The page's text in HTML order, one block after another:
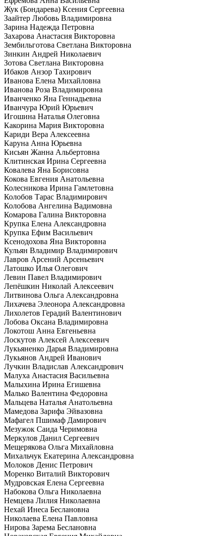
Жук (Бондарева) Ксения Сергеевна
Заайтер Любовь Владимировна
Зарина Надежда Петровна
Захарова Анастасия Викторовна
Зембильготова Светлана Викторовна
Зинкин Андрей Николаевич
Зотова Светлана Викторовна
Ибаков Анзор Тахирович
Иванова Елена Михайловна
Иванова Роза Владимировна
Иванченко Яна Геннадьевна
Иванчура Юрий Юрьевич
Игошина Наталья Олеговна
Какорина Мария Викторовна
Кариди Вера Алексеевна
Каруна Анна Юрьевна
Кисьян Жанна Альбертовна
Клитинская Ирина Сергеевна
Ковалева Яна Борисовна
Кокова Евгения Анатольевна
Колесникова Ирина Гамлетовна
Колобов Тарас Владимирович
Колобова Ангелина Вадимовна
Комарова Галина Викторовна
Крупка Елена Александровна
Крупка Ефим Васильевич
Ксенодохова Яна Викторовна
Кульян Владимир Владимирович
Лавров Арсений Арсеньевич
Латошко Илья Олегович
Левин Павел Владимирович
Лепёшкин Николай Алексеевич
Литвинова Ольга Александровна
Лихачева Элеонора Александровна
Лихолетов Герадий Валентинович
Лобова Оксана Владимировна
Локотош Анна Евгеньевна
Лоскутов Алексей Алексеевич
Лукьяненко Дарья Владимировна
Лукьянов Андрей Иванович
Лучкин Владислав Александрович
Малуха Анастасия Васильевна
Малыхина Ирина Егишевна
Малько Валентина Федоровна
Мальцева Наталья Анатольевна
Мамедова Зарифа Эйвазовна
Мафагел Пшимаф Дамирович
Мезужок Саида Черимовна
Меркулов Данил Сергеевич
Мещерякова Ольга Михайловна
Михальчук Екатерина Александровна
Молоков Денис Петрович
Моренко Виталий Викторович
Мудровская Елена Сергеевна
Набокова Ольга Николаевна
Немцева Лилия Николаевна
Нехай Инеса Беслановна
Николаева Елена Павловна
Нирова Зарема Беслановна